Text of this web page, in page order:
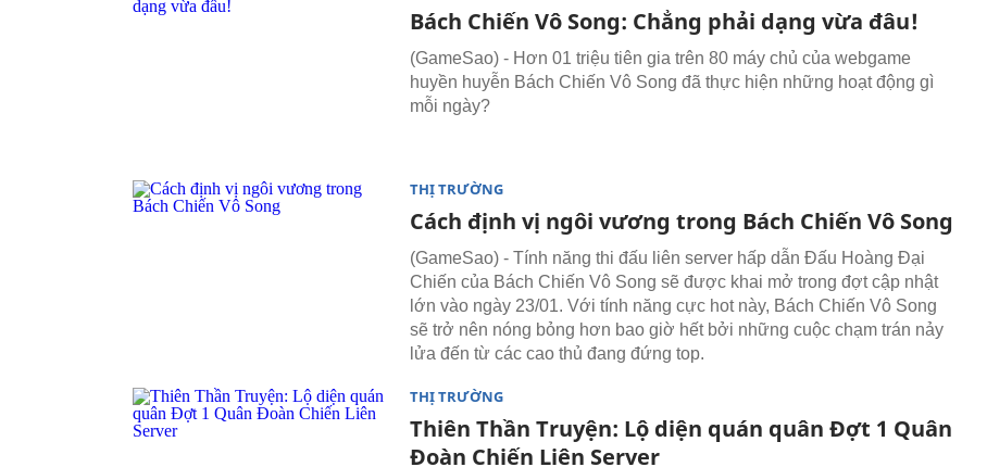
Bách Chiến Vô Song: Chẳng phải dạng vừa đâu!
(GameSao) - Hơn 01 triệu tiên gia trên 80 máy chủ của webgame
huyền huyễn Bách Chiến Vô Song đã thực hiện những hoạt động gì
mỗi ngày?
THỊ TRƯỜNG
Cách định vị ngôi vương trong Bách Chiến Vô Song
(GameSao) - Tính năng thi đấu liên server hấp dẫn Đấu Hoàng Đại
Chiến của Bách Chiến Vô Song sẽ được khai mở trong đợt cập nhật
lớn vào ngày 23/01. Với tính năng cực hot này, Bách Chiến Vô Song
sẽ trở nên nóng bỏng hơn bao giờ hết bởi những cuộc chạm trán nảy
lửa đến từ các cao thủ đang đứng top.
THỊ TRƯỜNG
Thiên Thần Truyện: Lộ diện quán quân Đợt 1 Quân
Đoàn Chiến Liên Server